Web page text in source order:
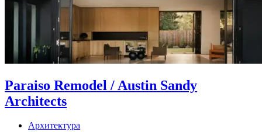
Paraiso Remodel / Austin Sandy
Architects
Архитектура